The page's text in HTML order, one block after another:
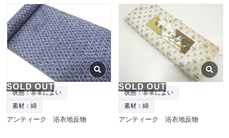
SOLD OUT
状態：非常によい
素材：綿
アンティーク 浴衣地反物
SOLD OUT
状態：非常によい
素材：綿
アンティーク 浴衣地反物